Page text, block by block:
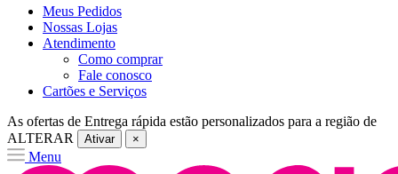
Meus Pedidos
Nossas Lojas
Atendimento
Como comprar
Fale conosco
Cartões e Serviços
As ofertas de Entrega rápida estão personalizados para a região de
ALTERAR
Ativar ×
Menu